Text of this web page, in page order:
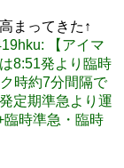
まってきた↑
【アイマ
8:51発より臨時
時約7分間隔で
定期準急より運
時準急・臨時